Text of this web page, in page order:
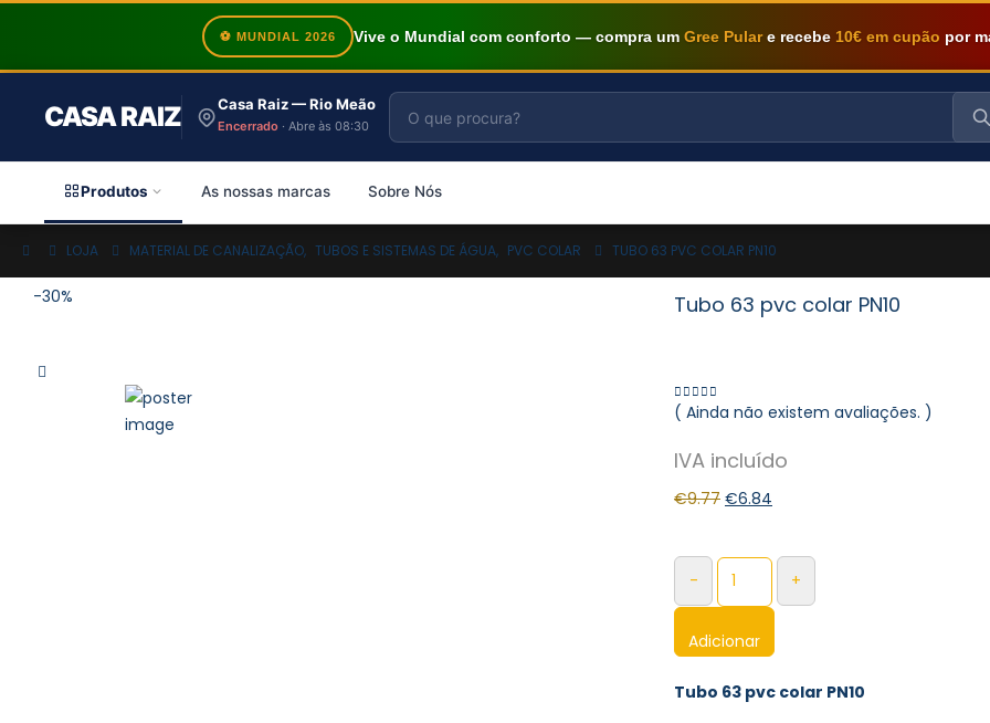
⚽ MUNDIAL 2026 Vive o Mundial com conforto — compra um Gree Pulare recebe 10€ em cupão por
CASA RAIZ Casa Raiz — Rio Meão
Encerrado · Abre às 08:30
Produtos As nossas marcas Sobre Nós
LOJA MATERIAL DE CANALIZAÇÃO, TUBOS E SISTEMAS DE ÁGUA, PVC COLAR TUBO 63 PVC COLAR PN10
-30% Tubo 63 pvc colar PN10
0 out of 5
( Ainda não existem avaliações. )
€9.77 €6.84
- +
Adicionar
Tubo 63 pvc colar PN10